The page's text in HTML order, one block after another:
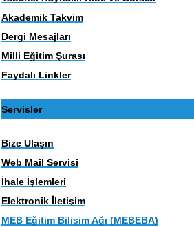
Akademik Takvim
Dergi Mesajları
Milli Eğitim Şurası
Faydalı Linkler
Servisler
Bize Ulaşın
Web Mail Servisi
İhale İşlemleri
Elektronik İletişim
MEB Eğitim Bilişim Ağı (MEBEBA)